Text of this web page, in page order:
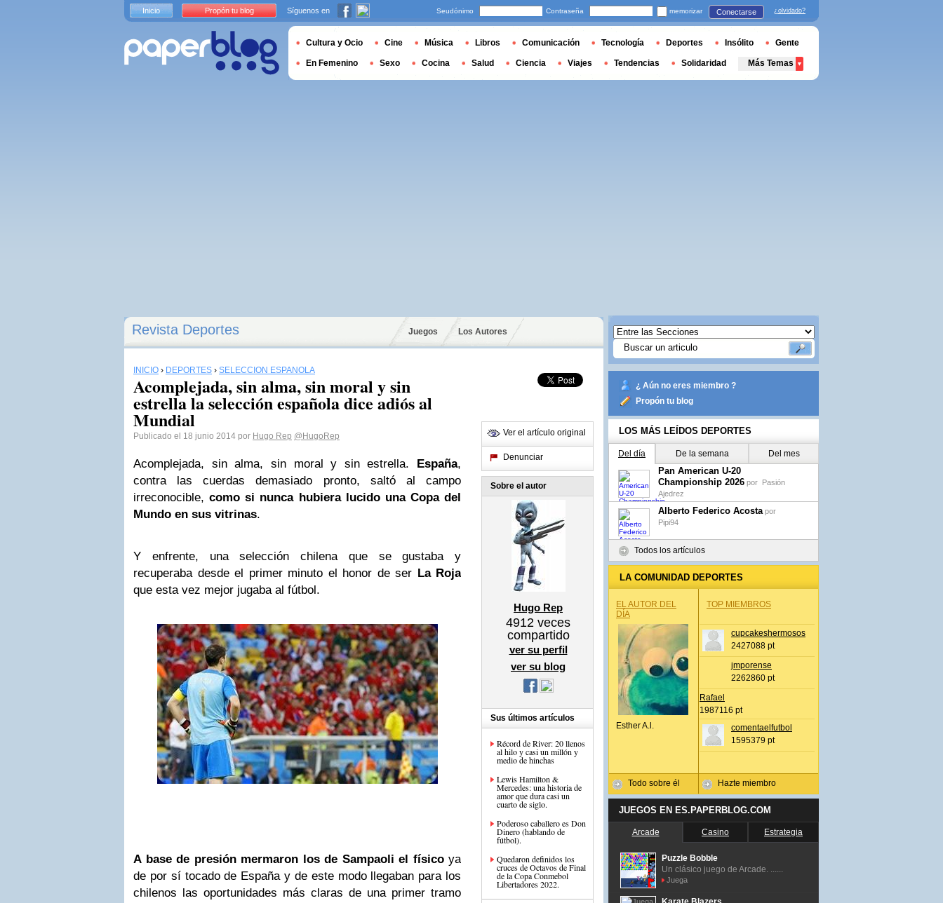
Revista Deportes Juegos Los Autores
INICIO › DEPORTES › SELECCIÓN ESPAÑOLA
Acomplejada, sin alma, sin moral y sin
estrella la selección española dice adiós al
Mundial
Publicado el 18 junio 2014 por Hugo Rep @HugoRep
Acomplejada, sin alma, sin moral y sin estrella. España,
contra las cuerdas demasiado pronto, saltó al campo
irreconocible,como si nunca hubiera lucido una Copa del
Mundo en sus vitrinas.
Y enfrente, una selección chilena que se gustaba y
recuperaba desde el primer minuto el honor de ser La Roja
que esta vez mejor jugaba al fútbol.
A base de presión mermaron los de Sampaoli el físicoya
de por sí tocado de España y de este modo llegaban para los
chilenos las oportunidades más claras de una primer tramo
Ver el artículo original
Denunciar
Sobre el autor
Hugo Rep
4912 veces
compartido
ver su perfil
ver su blog
Sus últimos artículos
Récord de River: 20 llenos
al hilo y casi un millón y
medio de hinchas
Lewis Hamilton &
Mercedes: una historia de
amor que dura casi un
cuarto de siglo.
Poderoso caballero es Don
Dinero (hablando de
fútbol).
Quedaron definidos los
cruces de Octavos de Final
de la Copa Conmebol
Libertadores 2022.
¿ Aún no eres miembro ?
Propón tu blog
LOS MÁS LEÍDOS DEPORTES
Del día De la semana Del mes
Pan American U-20
Championship 2026 por Pasión
Ajedrez
Alberto Federico Acosta por
Pipi94
Todos los artículos
LA COMUNIDAD DEPORTES
EL AUTOR DEL
DÍA
Esther A.l.
Todo sobre él
TOP MIEMBROS
cupcakeshermosos
2427088 pt
jmporense
2262860 pt
Rafael
1987116 pt
comentaelfutbol
1595379 pt
Hazte miembro
JUEGOS EN ES.PAPERBLOG.COM
Arcade Casino Estrategia
Puzzle Bobble
Un clásico juego de Arcade. ......
Juega
Inicio Propón tu blog Síguenos en Seudónimo Contraseña memorizar Conectarse ¿olvidado?
Cultura y Ocio Cine Música Libros Comunicación Tecnología Deportes Insólito Gente
En Femenino Sexo Cocina Salud Ciencia Viajes Tendencias Solidaridad Más Temas